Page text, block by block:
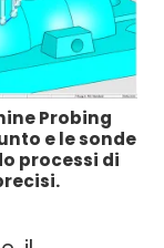
Probing
e le sonde
processi di